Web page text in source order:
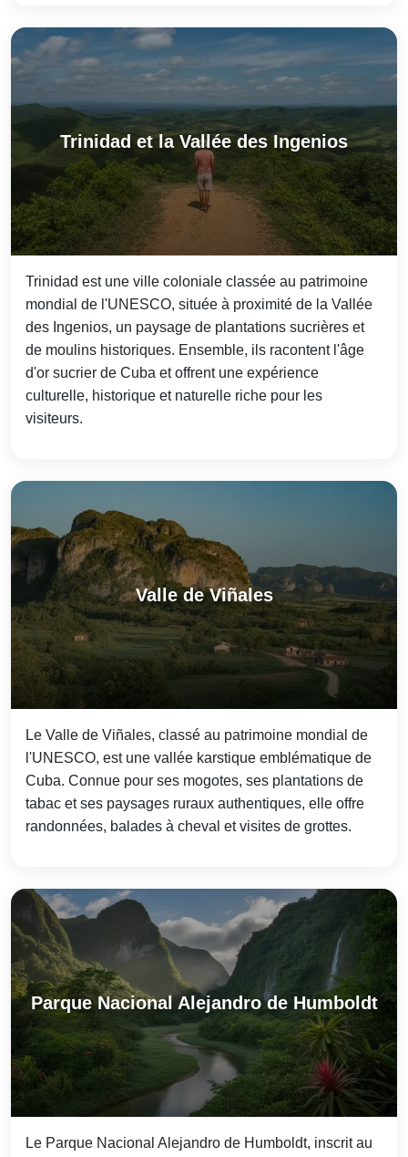
Trinidad et la Vallée des Ingenios
Trinidad est une ville coloniale classée au patrimoine
mondial de l'UNESCO, située à proximité de la Vallée
des Ingenios, un paysage de plantations sucrières et
de moulins historiques. Ensemble, ils racontent l'âge
d'or sucrier de Cuba et offrent une expérience
culturelle, historique et naturelle riche pour les
visiteurs.
Valle de Viñales
Le Valle de Viñales, classé au patrimoine mondial de
l'UNESCO, est une vallée karstique emblématique de
Cuba. Connue pour ses mogotes, ses plantations de
tabac et ses paysages ruraux authentiques, elle offre
randonnées, balades à cheval et visites de grottes.
Parque Nacional Alejandro de Humboldt
Le Parque Nacional Alejandro de Humboldt, inscrit au